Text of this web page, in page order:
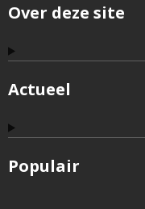
Over deze site
Actueel
Populair